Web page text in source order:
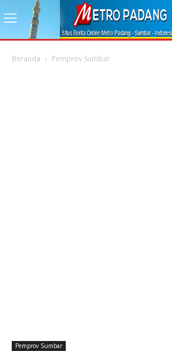
Beranda Pemprov Sumbar
Pemprov Sumbar